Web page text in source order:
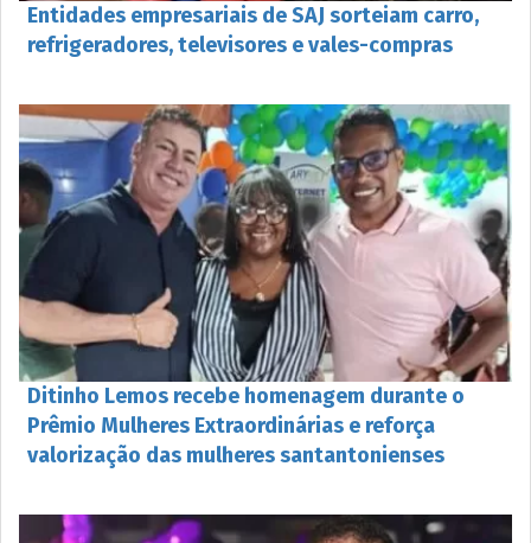
Entidades empresariais de SAJ sorteiam carro,
refrigeradores, televisores e vales-compras
Ditinho Lemos recebe homenagem durante o
Prêmio Mulheres Extraordinárias e reforça
valorização das mulheres santantonienses